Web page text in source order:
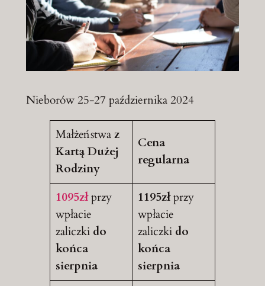
Nieborów 25-27 października 2024
Małżeństwaz
Kartą Dużej
Rodziny
Cena
regularna
1095złprzy
wpłacie
zaliczki do
końca
sierpnia
1195złprzy
wpłacie
zaliczki do
końca
sierpnia